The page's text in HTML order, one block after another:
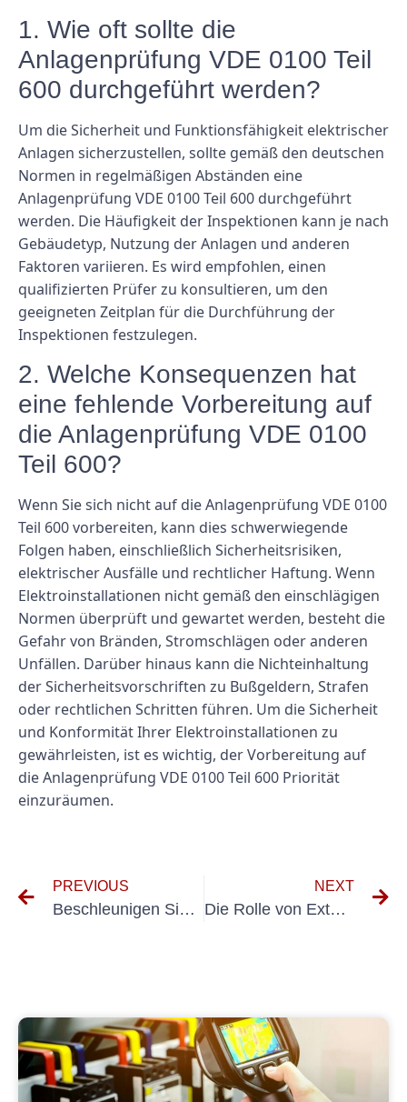
1. Wie oft sollte die
Anlagenprüfung VDE 0100 Teil
600 durchgeführt werden?
Um die Sicherheit und Funktionsfähigkeit elektrischer
Anlagen sicherzustellen, sollte gemäß den deutschen
Normen in regelmäßigen Abständen eine
Anlagenprüfung VDE 0100 Teil 600 durchgeführt
werden. Die Häufigkeit der Inspektionen kann je nach
Gebäudetyp, Nutzung der Anlagen und anderen
Faktoren variieren. Es wird empfohlen, einen
qualifizierten Prüfer zu konsultieren, um den
geeigneten Zeitplan für die Durchführung der
Inspektionen festzulegen.
2. Welche Konsequenzen hat
eine fehlende Vorbereitung auf
die Anlagenprüfung VDE 0100
Teil 600?
Wenn Sie sich nicht auf die Anlagenprüfung VDE 0100
Teil 600 vorbereiten, kann dies schwerwiegende
Folgen haben, einschließlich Sicherheitsrisiken,
elektrischer Ausfälle und rechtlicher Haftung. Wenn
Elektroinstallationen nicht gemäß den einschlägigen
Normen überprüft und gewartet werden, besteht die
Gefahr von Bränden, Stromschlägen oder anderen
Unfällen. Darüber hinaus kann die Nichteinhaltung
der Sicherheitsvorschriften zu Bußgeldern, Strafen
oder rechtlichen Schritten führen. Um die Sicherheit
und Konformität Ihrer Elektroinstallationen zu
gewährleisten, ist es wichtig, der Vorbereitung auf
die Anlagenprüfung VDE 0100 Teil 600 Priorität
einzuräumen.
PREVIOUS
Beschleunigen Sie Ihre Compliance: Ein Leitfaden zum Prüfung ortsveränderlicher Geräte Accelerator-Programm
NEXT
Die Rolle von Externe VEFK bei der Förderung von Innovationen: Ein Leitfaden für Elektrofachkräfte